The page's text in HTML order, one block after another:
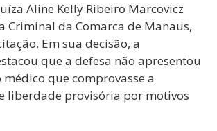
Aline Kelly Ribeiro Marcovicz
Criminal da Comarca de Manaus,
Em sua decisão, a
que a defesa não apresentou
que comprovasse a
liberdade provisória por motivos